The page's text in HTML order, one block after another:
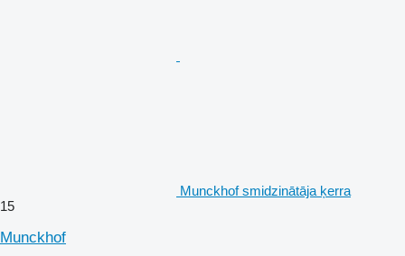
Munckhof smidzinātāja ķerra
15
Munckhof